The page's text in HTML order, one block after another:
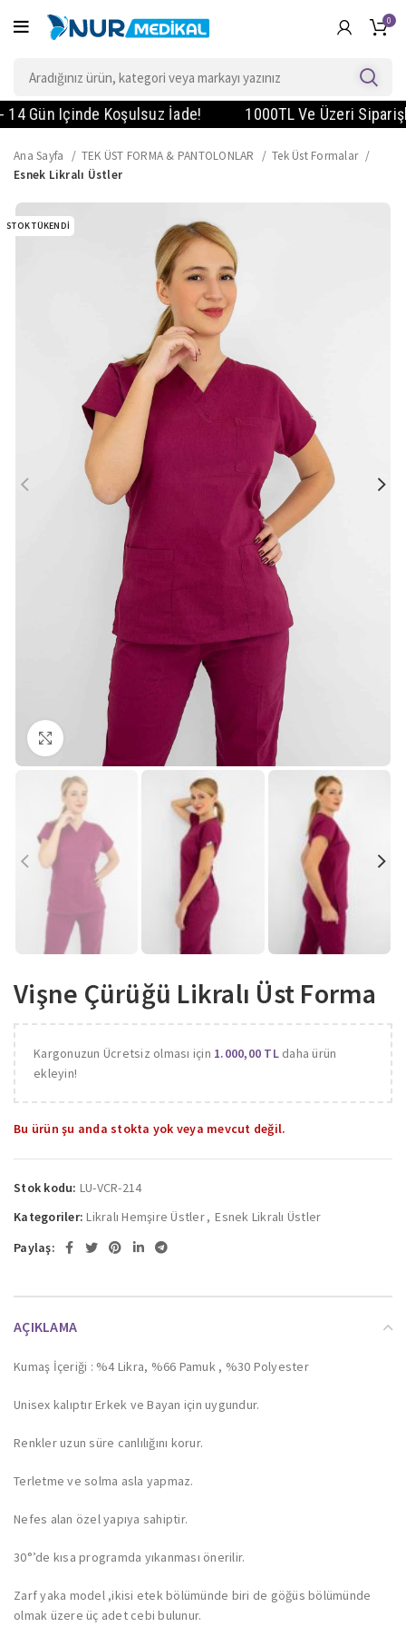
0
Gün Içinde Koşulsuz İade! 1000TL Ve Üzeri
Ana Sayfa TEK ÜST FORMA & PANTOLONLAR
Tek Üst Formalar
Esnek Likralı Üstler
STOK TÜKENDI
Büyütmek için tıklayın
Vişne Çürüğü Likralı Üst Forma
Kargonuzun Ücretsiz olması için 1.000,00 TLdaha ürün
ekleyin!
Bu ürün şu anda stokta yok veya mevcut değil.
Stok kodu: LU-VCR-214
Kategoriler: Likralı Hemşire Üstler, Esnek Likralı Üstler
Paylaş:
AÇIKLAMA
Kumaş İçeriği : %4 Likra, %66 Pamuk , %30 Polyester
Unisex kalıptır Erkek ve Bayan için uygundur.
Renkler uzun süre canlılığını korur.
Terletme ve solma asla yapmaz.
Nefes alan özel yapıya sahiptir.
30°’de kısa programda yıkanması önerilir.
Zarf yaka model ,ikisi etek bölümünde biri de göğüs bölümünde
olmak üzere üç adet cebi bulunur.